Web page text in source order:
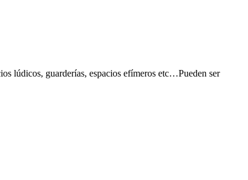
lúdicos, guarderías, espacios efímeros etc…Pueden ser